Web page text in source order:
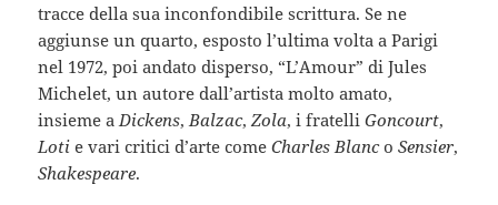
tracce della sua inconfondibile scrittura. Se ne
aggiunse un quarto, esposto l’ultima volta a Parigi
nel 1972, poi andato disperso, “L’Amour” di Jules
Michelet, un autore dall’artista molto amato,
insieme a Dickens, Balzac,Zola, i fratelliGoncourt,
Lotie vari critici d’arte comeCharles BlancoSensier,
Shakespeare.